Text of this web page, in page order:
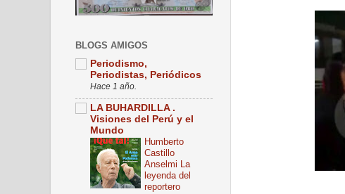
BLOGS AMIGOS
Periodismo,
Periodistas, Periódicos
Hace 1 año.
LA BUHARDILLA .
Visiones del Perú y el
Mundo
Humberto
Castillo
Anselmi La
leyenda del
reportero